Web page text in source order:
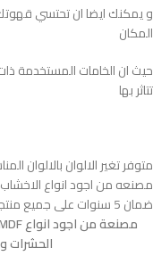
و يمكنك ايضا ان تحتسي
المكان
حيث ان الخامات المستخدمة
تتاثر بها
متوفر تغير الالوان بالالوان
مصنعه من اجود انواع
ضمان 5 سنوات على جميع منتجاتنا
الحشرات